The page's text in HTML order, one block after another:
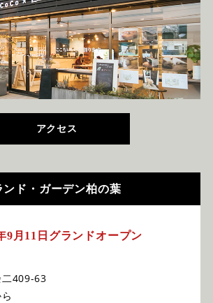
アクセス
ンド・ガーデン柏の葉
9月11日グランドオープン
二409-63